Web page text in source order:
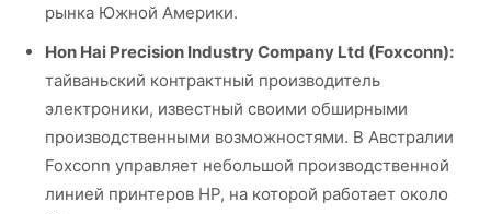
рынка Южной Америки.
Hon Hai Precision Industry Company Ltd (Foxconn):
тайваньский контрактный производитель
электроники, известный своими обширными
производственными возможностями. В Австралии
Foxconn управляет небольшой производственной
линией принтеров HP, на которой работает около